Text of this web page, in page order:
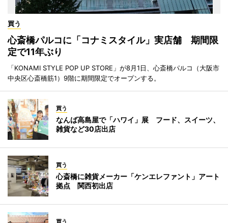
買う
心斎橋パルコに「コナミスタイル」実店舗 期間限
定で11年ぶり
「KONAMI STYLE POP UP STORE」が8月1日、心斎橋パルコ（大阪市
中央区心斎橋筋1）9階に期間限定でオープンする。
買う
なんば高島屋で「ハワイ」展 フード、スイーツ、
雑貨など30店出店
買う
心斎橋に雑貨メーカー「ケンエレファント」アート
拠点 関西初出店
買う